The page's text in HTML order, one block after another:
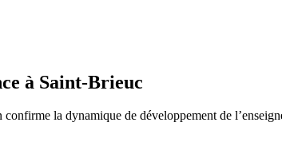
à Saint-Brieuc
la dynamique de développement de